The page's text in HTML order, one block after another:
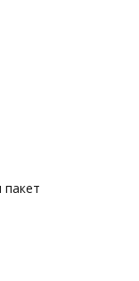
пакет